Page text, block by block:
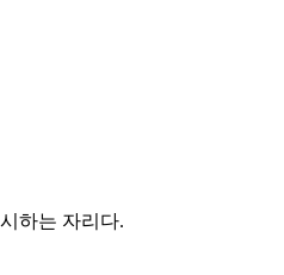
하는 자리다.